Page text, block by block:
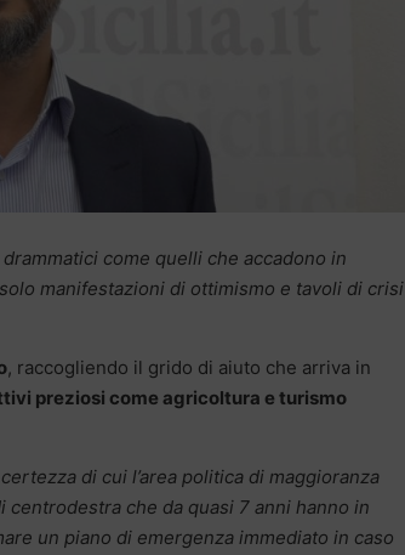
come quelli che accadono in
manifestazioni di ottimismo e tavoli di crisi
, raccogliendo il grido di aiuto che arriva in
preziosi come agricoltura e turismo
di cui l’area politica di maggioranza
centrodestra che da quasi 7 anni hanno in
un piano di emergenza immediato in caso